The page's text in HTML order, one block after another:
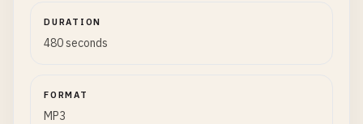
DURATION
480 seconds
FORMAT
MP3